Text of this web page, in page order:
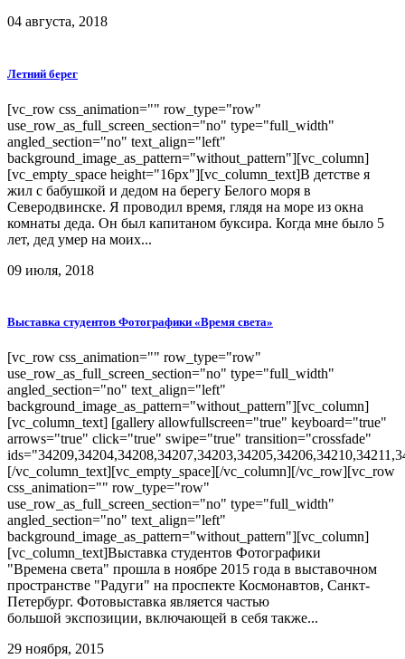
04 августа, 2018
Летний берег
[vc_row css_animation="" row_type="row"
use_row_as_full_screen_section="no" type="full_width"
angled_section="no" text_align="left"
background_image_as_pattern="without_pattern"][vc_column]
[vc_empty_space height="16px"][vc_column_text]В детстве я
жил с бабушкой и дедом на берегу Белого моря в
Северодвинске. Я проводил время, глядя на море из окна
комнаты деда. Он был капитаном буксира. Когда мне было 5
лет, дед умер на моих...
09 июля, 2018
Выставка студентов Фотографики «Время света»
[vc_row css_animation="" row_type="row"
use_row_as_full_screen_section="no" type="full_width"
angled_section="no" text_align="left"
background_image_as_pattern="without_pattern"][vc_column]
[vc_column_text] [gallery allowfullscreen="true" keyboard="true"
arrows="true" click="true" swipe="true" transition="crossfade"
[/vc_column_text][vc_empty_space][/vc_column][/vc_row][vc_row
css_animation="" row_type="row"
use_row_as_full_screen_section="no" type="full_width"
angled_section="no" text_align="left"
background_image_as_pattern="without_pattern"][vc_column]
[vc_column_text]Выставка студентов Фотографики
"Времена света" прошла в ноябре 2015 года в выставочном
пространстве "Радуги" на проспекте Космонавтов, Санкт-
Петербург. Фотовыставка является частью
большой экспозиции, включающей в себя также...
29 ноября, 2015